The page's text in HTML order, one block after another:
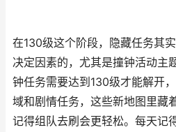
在130级这个阶段，隐藏任务其
决定因素的，尤其是撞钟活动主
钟任务需要达到130级才能解开
域和剧情任务，这些新地图里藏
记得组队去刷会更轻松。每天记